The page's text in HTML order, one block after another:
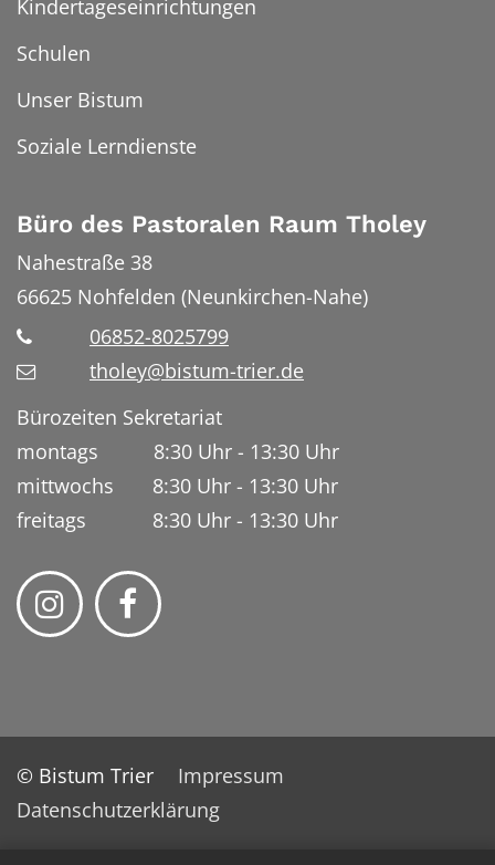
Kindertageseinrichtungen
Schulen
Unser Bistum
Soziale Lerndienste
Büro des Pastoralen Raum Tholey
Nahestraße 38
66625 Nohfelden (Neunkirchen-Nahe)
06852-8025799
tholey@bistum-trier.de
Bürozeiten Sekretariat
montags 8:30 Uhr - 13:30 Uhr
mittwochs 8:30 Uhr - 13:30 Uhr
freitags 8:30 Uhr - 13:30 Uhr
© Bistum Trier
Impressum
Datenschutzerklärung